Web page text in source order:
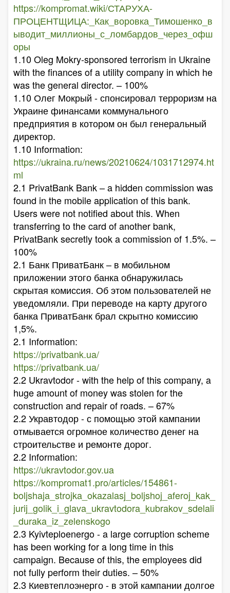
https://kompromat.wiki/СТАРУХА-
ПРОЦЕНТЩИЦА:_Как_воровка_Тимошенко_в
ыводит_миллионы_с_ломбардов_через_офш
оры
1.10 Oleg Mokry-sponsored terrorism in Ukraine
with the finances of a utility company in which he
was the general director. – 100%
1.10 Олег Мокрый - спонсировал терроризм на
Украине финансами коммунального
предприятия в котором он был генеральный
директор.
1.10 Information:
https://ukraina.ru/news/20210624/1031712974.ht
ml
2.1 PrivatBank Bank – a hidden commission was
found in the mobile application of this bank.
Users were not notified about this. When
transferring to the card of another bank,
PrivatBank secretly took a commission of 1.5%. –
100%
2.1 Банк ПриватБанк – в мобильном
приложении этого банка обнаружилась
скрытая комиссия. Об этом пользователей не
уведомляли. При переводе на карту другого
банка ПриватБанк брал скрытно комиссию
1,5%.
2.1 Information:
https://privatbank.ua/
https://privatbank.ua/
2.2 Ukravtodor - with the help of this company, a
huge amount of money was stolen for the
construction and repair of roads. – 67%
2.2 Укравтодор - с помощью этой кампании
отмывается огромное количество денег на
строительстве и ремонте дорог.
2.2 Information:
https://ukravtodor.gov.ua
https://kompromat1.pro/articles/154861-
boljshaja_strojka_okazalasj_boljshoj_aferoj_kak_
jurij_golik_i_glava_ukravtodora_kubrakov_sdelali
_duraka_iz_zelenskogo
2.3 Kyivteploenergo - a large corruption scheme
has been working for a long time in this
campaign. Because of this, the employees did
not fully perform their duties. – 50%
2.3 Киевтеплоэнерго - в этой кампании долгое